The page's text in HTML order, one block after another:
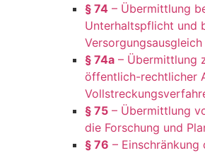
§ 74 – Übermittlung
Unterhaltspflicht und
Versorgungsausgleich
§ 74a – Übermittlung
öffentlich-rechtlicher
§ 75 – Übermittlung
die Forschung und
§ 76 – Einschränkung